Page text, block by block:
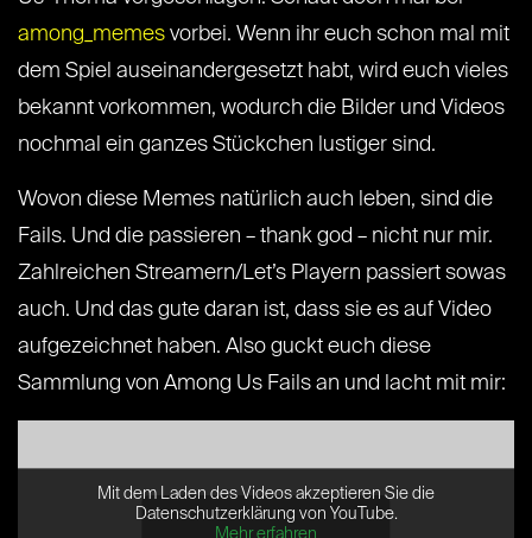
among_memes vorbei. Wenn ihr euch schon mal mit
dem Spiel auseinandergesetzt habt, wird euch vieles
bekannt vorkommen, wodurch die Bilder und Videos
nochmal ein ganzes Stückchen lustiger sind.
Wovon diese Memes natürlich auch leben, sind die
Fails. Und die passieren – thank god – nicht nur mir.
Zahlreichen Streamern/Let’s Playern passiert sowas
auch. Und das gute daran ist, dass sie es auf Video
aufgezeichnet haben. Also guckt euch diese
Sammlung von Among Us Fails an und lacht mit mir:
Mit dem Laden des Videos akzeptieren Sie die
Datenschutzerklärung von YouTube.